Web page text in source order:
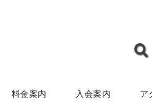
料金案内 入会案内 ア